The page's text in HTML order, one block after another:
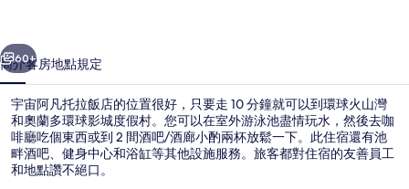
店
的
相
片
集
個 下一個
60+
簡介客房地點規定
宇宙阿凡托拉飯店的位置很好，只要走 10 分鐘就可以到環球火山灣
和奧蘭多環球影城度假村。您可以在室外游泳池盡情玩水，然後去咖
啡廳吃個東西或到 2 間酒吧/酒廊小酌兩杯放鬆一下。此住宿還有池
畔酒吧、健身中心和浴缸等其他設施服務。旅客都對住宿的友善員工
和地點讚不絕口。